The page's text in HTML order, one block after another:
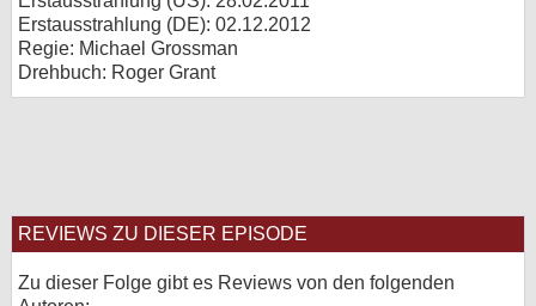
Erstausstrahlung (DE): 02.12.2012
Regie: Michael Grossman
Drehbuch: Roger Grant
REVIEWS ZU DIESER EPISODE
Zu dieser Folge gibt es Reviews von den folgenden